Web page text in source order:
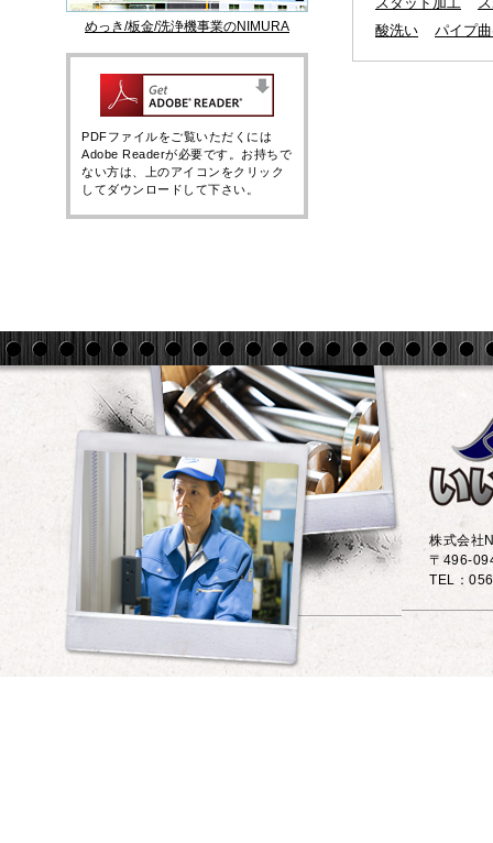
酸洗い
パイプ
めっき/板金/洗浄機事業のNIMURA
PDFファイルをご覧いただくには
Adobe Readerが必要です。お持ちで
ない方は、上のアイコンをクリック
してダウンロードして下さい。
株式会社
〒496-
TEL：